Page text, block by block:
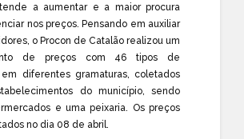
a aumentar e a maior procura
nos preços. Pensando em auxiliar
o Procon de Catalão realizou um
de preços com 46 tipos de
diferentes gramaturas, coletados
do município, sendo
e uma peixaria. Os preços
no dia 08 de abril.